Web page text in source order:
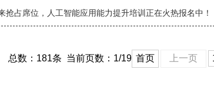
抢占席位，人工智能应用能力提升培训正在火热报名中！
总数：181条 当前页数： 1/19 首页 上一页